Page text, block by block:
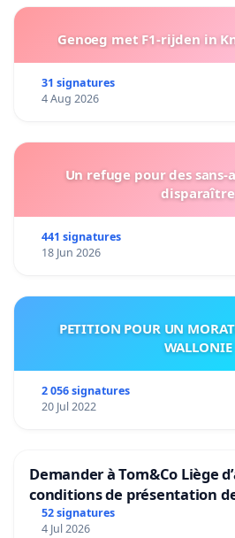
Genoeg met F1-rijden in
31 signatures
4 Aug 2026
Un refuge pour des
disparaître
441 signatures
18 Jun 2026
PETITION POUR UN
WALLONIE
2 056 signatures
20 Jul 2022
Demander à Tom&Co Liège
conditions de présentation
mettre fin à la vente
52 signatures
4 Jul 2026